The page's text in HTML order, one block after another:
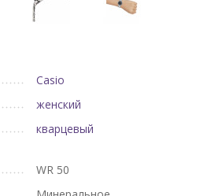
Casio
женский
кварцевый
WR 50